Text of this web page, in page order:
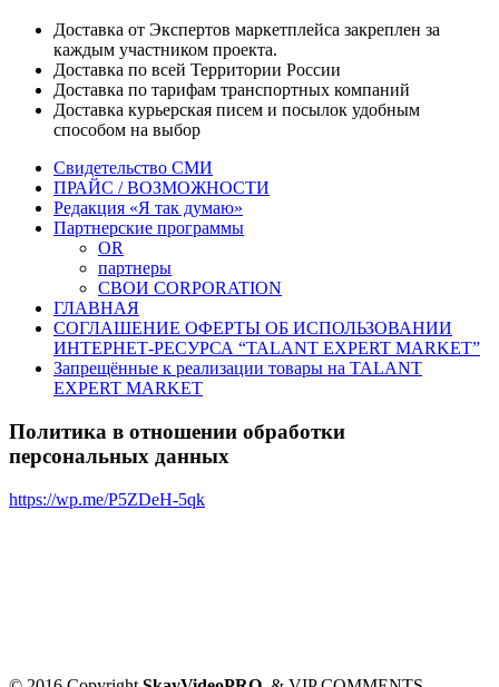
Доставка от Экспертов маркетплейса закреплен за
каждым участником проекта.
Доставка по всей Территории России
Доставка по тарифам транспортных компаний
Доставка курьерская писем и посылок удобным
способом на выбор
Свидетельство СМИ
ПРАЙС / ВОЗМОЖНОСТИ
Редакция «Я так думаю»
Партнерские программы
OR
партнеры
СВОИ CORPORATION
ГЛАВНАЯ
СОГЛАШЕНИЕ ОФЕРТЫ ОБ ИСПОЛЬЗОВАНИИ
ИНТЕРНЕТ-РЕСУРСА “TALANT EXPERT MARKET”
Запрещённые к реализации товары на TALANT
EXPERT MARKET
Политика в отношении обработки
персональных данных
https://wp.me/P5ZDeH-5qk